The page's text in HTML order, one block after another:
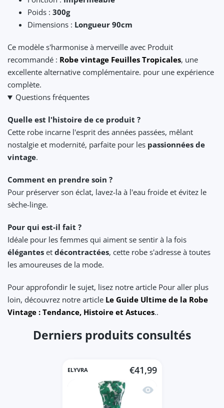
Poids : 300g
Dimensions : Longueur 90cm
Ce modèle s'harmonise à merveille avec Produit
recommandé : Robe vintage Feuilles Tropicales, une
excellente alternative complémentaire. pour une expérience
complète.
Questions fréquentes
Quelle est l'histoire de ce produit ?
Cette robe incarne l'esprit des années passées, mêlant
nostalgie et modernité, parfaite pour les passionnées de
vintage.
Comment en prendre soin ?
Pour préserver son éclat, lavez-la à l'eau froide et évitez le
sèche-linge.
Pour qui est-il fait ?
Idéale pour les femmes qui aiment se sentir à la fois
élégantes et décontractées, cette robe s'adresse à toutes
les amoureuses de la mode.
Pour approfondir le sujet, lisez notre article Pour aller plus
loin, découvrez notre article Le Guide Ultime de la Robe
Vintage : Tendance, Histoire et Astuces..
Derniers produits consultés
ELYVRA €41,99
Aperçu rapide Robe